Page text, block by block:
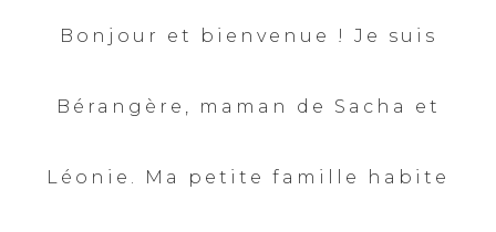
Bonjour et bienvenue ! Je suis
Bérangère, maman de Sacha et
Léonie. Ma petite famille habite